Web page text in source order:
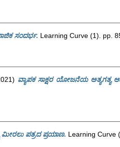
ಸಂದರ್ಭ. Learning Curve (1). pp.
ವ್ಯಾಪಕ ಸಾಕ್ಷರ ಯೋಜನೆಯ ಅತ್ಯಗತ್ಯ
ಪತ್ರದ ಪ್ರಯಾಣ. Learning Curve